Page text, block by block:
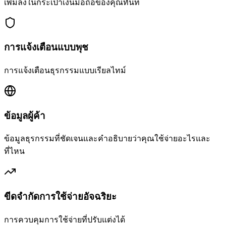
เพิ่มลงในกระเป๋าเงินมือถือของคุณทันที
การแจ้งเตือนแบบพุช
การแจ้งเตือนธุรกรรมแบบเรียลไทม์
ข้อมูลผู้ค้า
ข้อมูลธุรกรรมที่ชัดเจนและคำอธิบายว่าคุณใช้จ่ายอะไรและ
ที่ไหน
ขีดจำกัดการใช้จ่ายอัจฉริยะ
การควบคุมการใช้จ่ายที่ปรับแต่งได้